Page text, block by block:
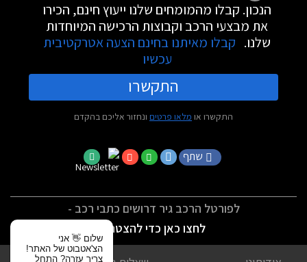
הנכון. קבלו מהמומחים שלנו ייעוץ חינם, הכירו
את מבצעי הרכב וקבוצות הרכישה המיוחדות
שלנו. קבלו מאיתנו בחינם הצעה אטרקטיבית
עכשיו
התקשרו
התקשרו או מלאו פרטים ונחזור אליכם בהקדם
שתף
לפורטל הרכב גיר דרושים כתבי רכב -
לחצו כאן כדי להצטרף
שלום 👋 אני
הצ'אטבוט של האתר!
צריך עזרה? התחל